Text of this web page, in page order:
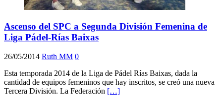
Ascenso del SPC a Segunda División Femenina de
Liga Pádel-Rías Baixas
26/05/2014 Ruth MM 0
Esta temporada 2014 de la Liga de Pádel Rías Baixas, dada la
cantidad de equipos femeninos que hay inscritos, se creó una nueva
Tercera División. La Federación […]